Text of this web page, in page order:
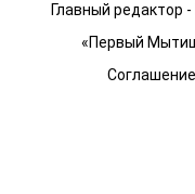
Главный редактор
«Первый